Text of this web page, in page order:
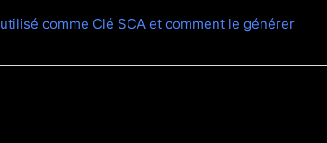
comme Clé SCA et comment le générer